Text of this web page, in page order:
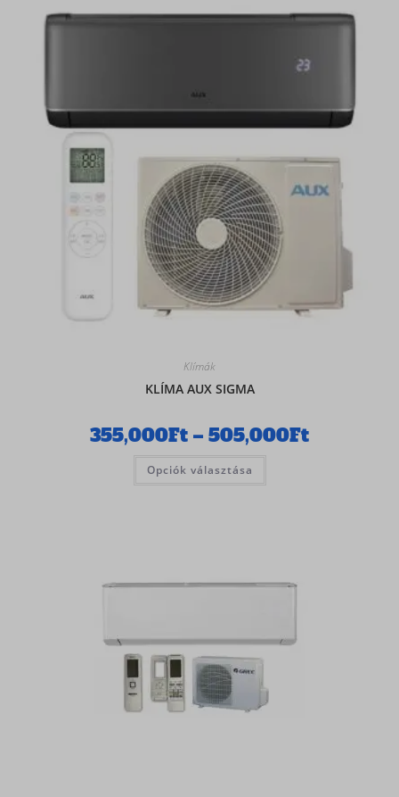
Klímák
KLÍMA AUX SIGMA
355,000Ft – 505,000Ft
Opciók választása